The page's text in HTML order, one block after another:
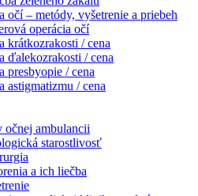
očí – metódy, vyšetrenie a priebeh
operácia očí
krátkozrakosti / cena
ďalekozrakosti / cena
presbyopie / cena
astigmatizmu / cena
očnej ambulancii
starostlivosť
a ich liečba